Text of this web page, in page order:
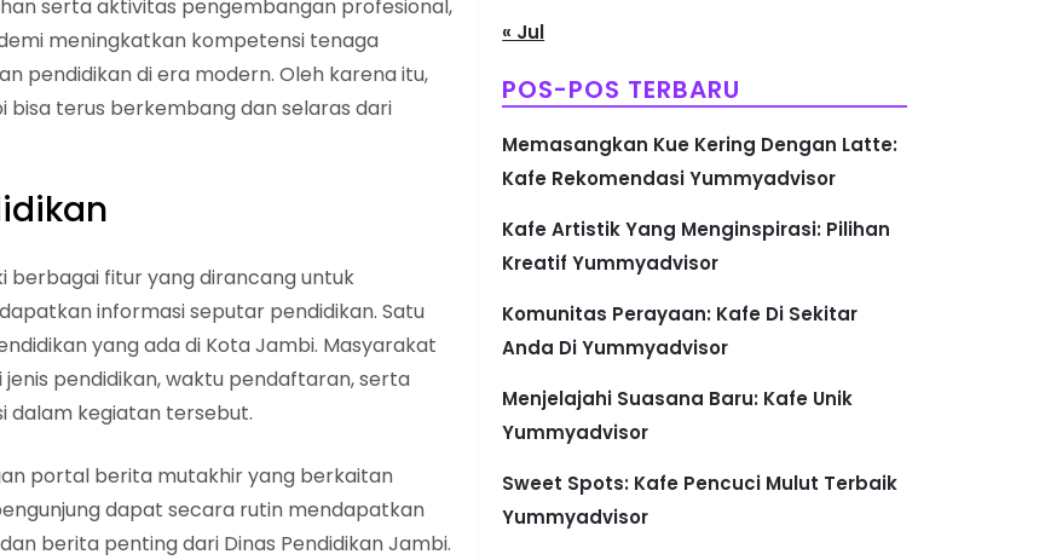
serta aktivitas pengembangan profesional,
meningkatkan kompetensi tenaga
pendidikan di era modern. Oleh karena itu,
bisa terus berkembang dan selaras dari
berbagai fitur yang dirancang untuk
informasi seputar pendidikan. Satu
yang ada di Kota Jambi. Masyarakat
pendidikan, waktu pendaftaran, serta
dalam kegiatan tersebut.
portal berita mutakhir yang berkaitan
dapat secara rutin mendapatkan
berita penting dari Dinas Pendidikan Jambi.
« Jul
POS-POS TERBARU
Memasangkan Kue Kering Dengan Latte:
Kafe Rekomendasi Yummyadvisor
Kafe Artistik Yang Menginspirasi: Pilihan
Kreatif Yummyadvisor
Komunitas Perayaan: Kafe Di Sekitar
Anda Di Yummyadvisor
Menjelajahi Suasana Baru: Kafe Unik
Yummyadvisor
Sweet Spots: Kafe Pencuci Mulut Terbaik
Yummyadvisor